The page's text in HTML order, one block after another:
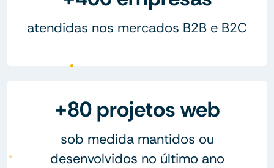
atendidas nos mercados B2B e B2C
+80 projetos web
sob medida mantidos ou
desenvolvidos no último ano